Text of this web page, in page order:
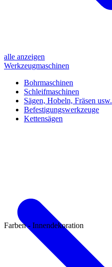
alle anzeigen
Werkzeugmaschinen
Bohrmaschinen
Schleifmaschinen
Sägen, Hobeln, Fräsen usw.
Befestigungswerkzeuge
Kettensägen
Farben - Innendekoration